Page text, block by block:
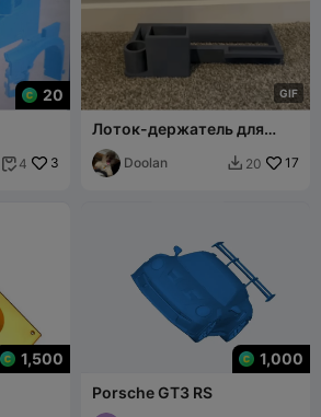
20
 4 3
GIF
Лоток-держатель для
аксессуаров RC-
автомобилей
Doolan  20 17
1,500
1,000
Porsche GT3 RS